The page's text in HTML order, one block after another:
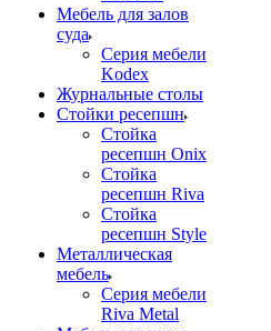
Мебель для залов
суда
Серия мебели
Kodex
Журнальные столы
Стойки ресепшн
Стойка
ресепшн Onix
Стойка
ресепшн Riva
Стойка
ресепшн Style
Металлическая
мебель
Серия мебели
Riva Metal